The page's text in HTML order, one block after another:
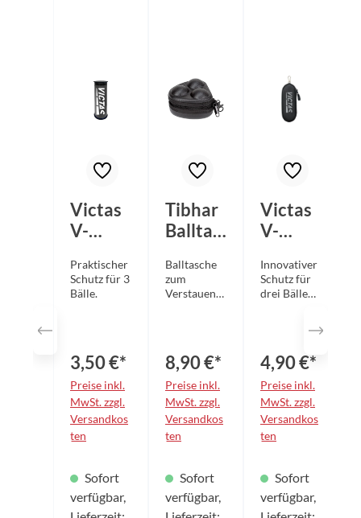
Victas
V-
e
schwar
Praktischer
Schutz für 3
Bälle.
3,50 €*
Preise inkl.
MwSt. zzgl.
Versandkos
ten
Sofort
verfügbar,
Tibhar
Balltas
Hexa
schwar
Balltasche
zum
Verstauen
modernen
HEXA-
Design
Praktische
Befestigung
durch
aken
Trageschlau
fe TIBHAR-
8,90 €*
Preise inkl.
MwSt. zzgl.
Versandkos
ten
Sofort
verfügbar,
Victas
V-
e Pro
schwar
Innovativer
Schutz für
drei Bälle
aken.
4,90 €*
Preise inkl.
MwSt. zzgl.
Versandkos
ten
Sofort
verfügbar,